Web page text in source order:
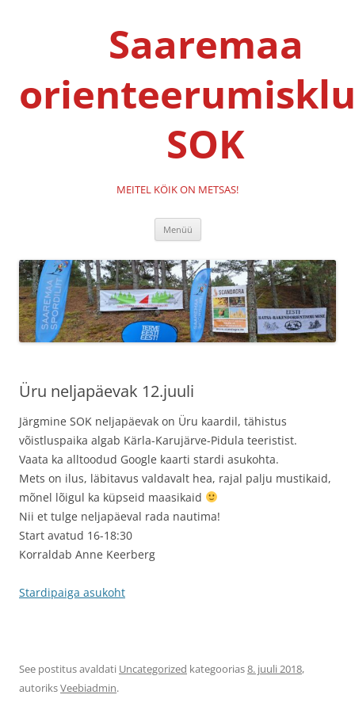
Saaremaa
SOK
MEITEL KÖIK ON METSAS!
Menüü
Üru neljapäevak 12.juuli
Järgmine SOK neljapäevak on Üru kaardil, tähistus
võistluspaika algab Kärla-Karujärve-Pidula teeristist.
Vaata ka alltoodud Google kaarti stardi asukohta.
Mets on ilus, läbitavus valdavalt hea, rajal palju mustikaid,
mõnel lõigul ka küpseid maasikaid
Nii et tulge neljapäeval rada nautima!
Start avatud 16-18:30
Korraldab Anne Keerberg
Stardipaiga asukoht
See postitus avaldati Uncategorized kategoorias8. juuli 2018,
autoriksVeebiadmin.